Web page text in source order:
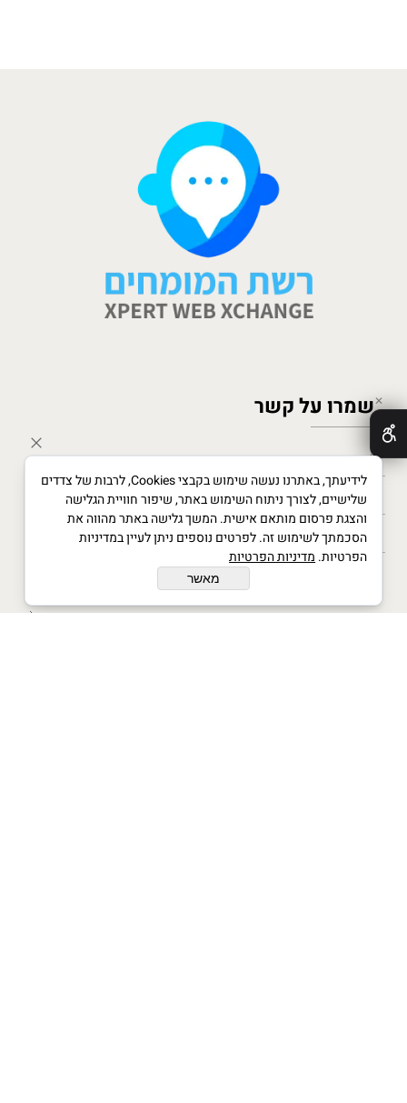
שמרו על קשר✕
לידיעתך, באתרנו נעשה שימוש בקבצי Cookies, לרבות של צדדים
שלישיים, לצורך ניתוח השימוש באתר, שיפור חוויית הגלישה
והצגת פרסום מותאם אישית. המשך גלישה באתר מהווה את
הסכמתך לשימוש זה. לפרטים נוספים ניתן לעיין במדיניות
הפרטיות. מדיניות הפרטיות
מאשר